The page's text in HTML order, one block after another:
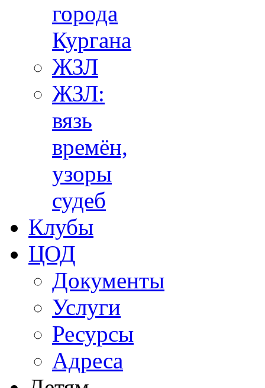
города
Кургана
ЖЗЛ
ЖЗЛ:
вязь
времён,
узоры
судеб
Клубы
ЦОД
Документы
Услуги
Ресурсы
Адреса